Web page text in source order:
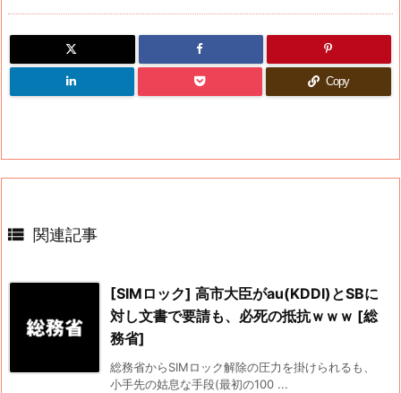
Copy
 関連記事
[SIMロック] 高市大臣がau(KDDI)とSBに
対し文書で要請も、必死の抵抗ｗｗｗ [総
務省]
総務省からSIMロック解除の圧力を掛けられるも、
小手先の姑息な手段(最初の100 ...